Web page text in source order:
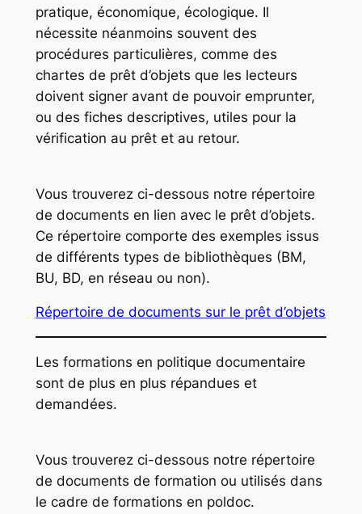
pratique, économique, écologique. Il
nécessite néanmoins souvent des
procédures particulières, comme des
chartes de prêt d’objets que les lecteurs
doivent signer avant de pouvoir emprunter,
ou des fiches descriptives, utiles pour la
vérification au prêt et au retour.
Vous trouverez ci-dessous notre répertoire
de documents en lien avec le prêt d’objets.
Ce répertoire comporte des exemples issus
de différents types de bibliothèques (BM,
BU, BD, en réseau ou non).
Répertoire de documents sur le prêt d’objets
Les formations en politique documentaire
sont de plus en plus répandues et
demandées.
Vous trouverez ci-dessous notre répertoire
de documents de formation ou utilisés dans
le cadre de formations en poldoc.